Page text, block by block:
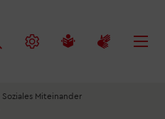
Soziales Miteinander